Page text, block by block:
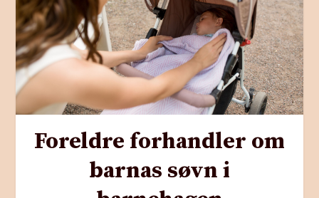
Foreldre forhandler om
barnas søvn i